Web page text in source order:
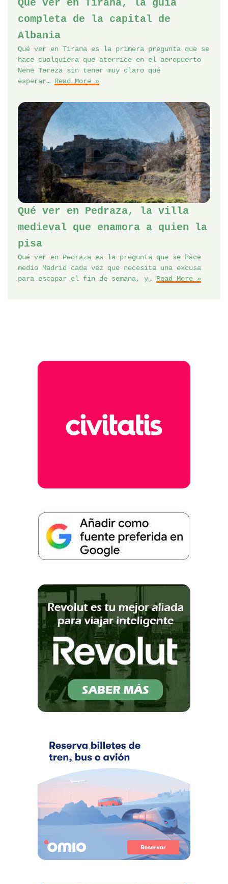
Qué ver en Tirana, la guía
completa de la capital de
Albania
Qué ver en Tirana es la primera pregunta que se
hace cualquiera que aterrice en el aeropuerto
Nënë Tereza sin tener muy claro qué
esperar… Read More »
Qué ver en Pedraza, la villa
medieval que enamora a quien la
pisa
Qué ver en Pedraza es la pregunta que se hace
medio Madrid cada vez que necesita una excusa
para escapar el fin de semana, y… Read More »